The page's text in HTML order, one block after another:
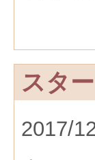
スタ
2017/